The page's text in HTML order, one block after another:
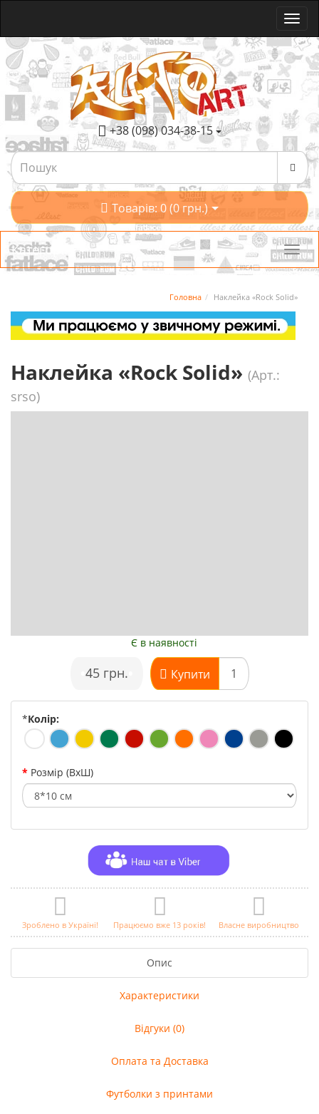
+38 (098) 034-38-15
Товарів: 0 (0 грн.)
Категорії
Головна Наклейка «Rock Solid»
Наклейка «Rock Solid» (Арт.:
srso)
Є в наявності
45 грн. Купити
*Колір:
Розмір (ВхШ)
Зроблено в Україні! Працюємо вже 13 років! Власне виробництво
Опис
Характеристики
Відгуки (0)
Оплата та Доставка
Футболки з принтами